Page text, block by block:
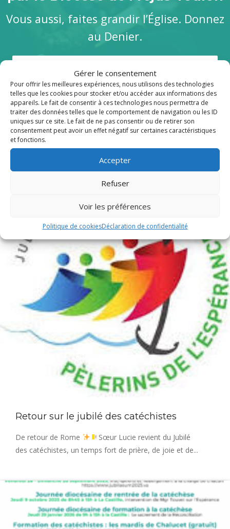
Gérer le consentement
Pour offrir les meilleures expériences, nous utilisons des technologies
telles que les cookies pour stocker et/ou accéder aux informations des
appareils. Le fait de consentir à ces technologies nous permettra de
traiter des données telles que le comportement de navigation ou les ID
uniques sur ce site. Le fait de ne pas consentir ou de retirer son
consentement peut avoir un effet négatif sur certaines caractéristiques
et fonctions.
Accepter
Refuser
Voir les préférences
Politique de cookiesDéclaration de confidentialité
Vous aussi, faites grandir l’Église. Donnez
au Denier.
Je soutiens
Publications récentes
Retour sur le jubilé des catéchistes
De retour de Rome
Sœur Lucie revient du Jubilé
des catéchistes, un temps fort de prière, de joie et de...